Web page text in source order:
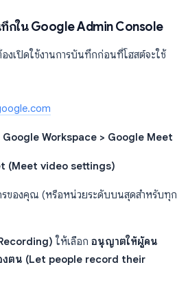
ทึกใน Google Admin Console
งเปิดใช้งานการบันทึกก่อนที่โฮสต์จะใช้
Google Workspace > Google Meet
(Meet video settings)
รของคุณ (หรือหน่วยระดับบนสุดสำหรับทุก
ให้เลือก อนุญาตให้ผู้คน
งตน (Let people record their